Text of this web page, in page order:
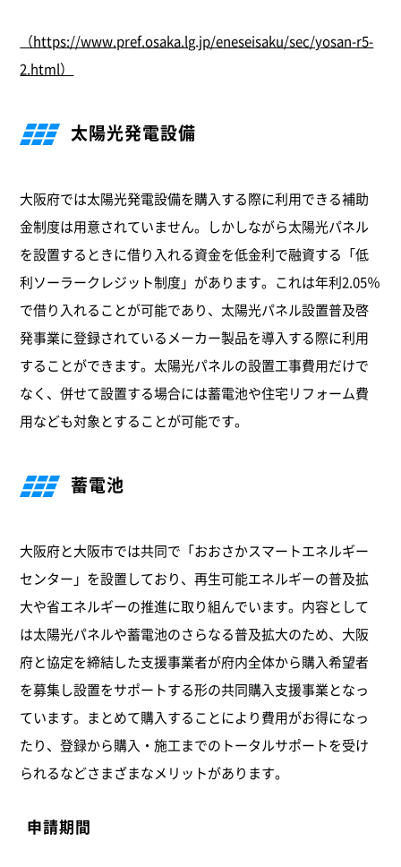
（https://www.pref.osaka.lg.jp/eneseisaku/sec/yosan-r5-
2.html）
太陽光発電設備
大阪府では太陽光発電設備を購入する際に利用できる補助
金制度は用意されていません。しかしながら太陽光パネル
を設置するときに借り入れる資金を低金利で融資する「低
利ソーラークレジット制度」があります。これは年利2.05％
で借り入れることが可能であり、太陽光パネル設置普及啓
発事業に登録されているメーカー製品を導入する際に利用
することができます。太陽光パネルの設置工事費用だけで
なく、併せて設置する場合には蓄電池や住宅リフォーム費
用なども対象とすることが可能です。
蓄電池
大阪府と大阪市では共同で「おおさかスマートエネルギー
センター」を設置しており、再生可能エネルギーの普及拡
大や省エネルギーの推進に取り組んでいます。内容として
は太陽光パネルや蓄電池のさらなる普及拡大のため、大阪
府と協定を締結した支援事業者が府内全体から購入希望者
を募集し設置をサポートする形の共同購入支援事業となっ
ています。まとめて購入することにより費用がお得になっ
たり、登録から購入・施工までのトータルサポートを受け
られるなどさまざまなメリットがあります。
申請期間